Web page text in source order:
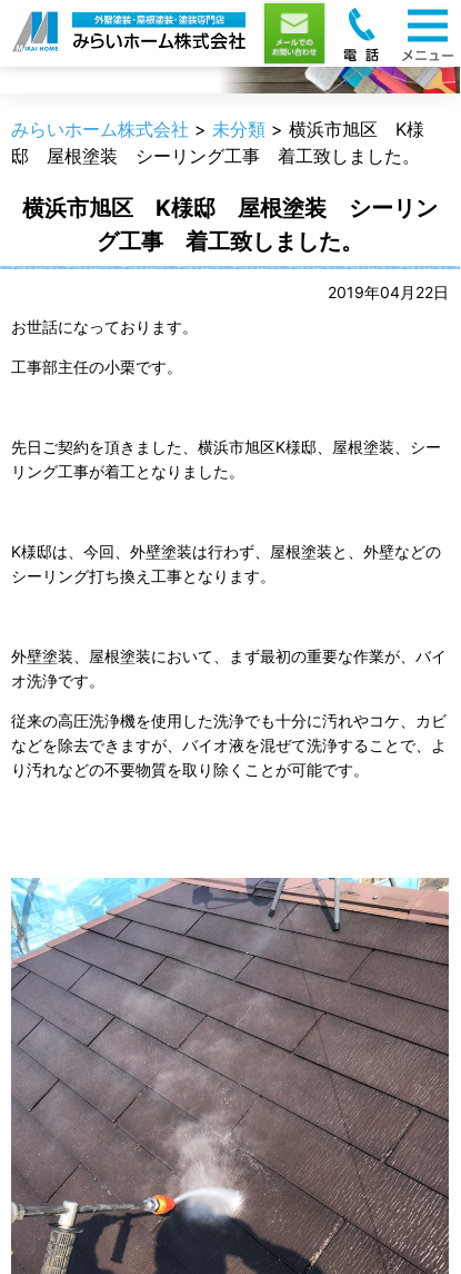
職人のうんちく
みらいホーム株式会社 > 未分類 > 横浜市旭区 K様
邸 屋根塗装 シーリング工事 着工致しました。
横浜市旭区 K様邸 屋根塗装 シーリン
グ工事 着工致しました。
2019年04月22日
お世話になっております。
工事部主任の小栗です。
先日ご契約を頂きました、横浜市旭区K様邸、屋根塗装、シー
リング工事が着工となりました。
K様邸は、今回、外壁塗装は行わず、屋根塗装と、外壁などの
シーリング打ち換え工事となります。
外壁塗装、屋根塗装において、まず最初の重要な作業が、バイ
オ洗浄です。
従来の高圧洗浄機を使用した洗浄でも十分に汚れやコケ、カビ
などを除去できますが、バイオ液を混ぜて洗浄することで、よ
り汚れなどの不要物質を取り除くことが可能です。